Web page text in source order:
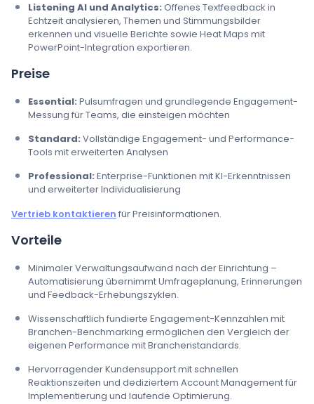
Listening AI und Analytics: Offenes Textfeedback in
Echtzeit analysieren, Themen und Stimmungsbilder
erkennen und visuelle Berichte sowie Heat Maps mit
PowerPoint-Integration exportieren.
Preise
Essential: Pulsumfragen und grundlegende Engagement-
Messung für Teams, die einsteigen möchten
Standard: Vollständige Engagement- und Performance-
Tools mit erweiterten Analysen
Professional: Enterprise-Funktionen mit KI-Erkenntnissen
und erweiterter Individualisierung
Vertrieb kontaktieren für Preisinformationen.
Vorteile
Minimaler Verwaltungsaufwand nach der Einrichtung –
Automatisierung übernimmt Umfrageplanung, Erinnerungen
und Feedback-Erhebungszyklen.
Wissenschaftlich fundierte Engagement-Kennzahlen mit
Branchen-Benchmarking ermöglichen den Vergleich der
eigenen Performance mit Branchenstandards.
Hervorragender Kundensupport mit schnellen
Reaktionszeiten und dediziertem Account Management für
Implementierung und laufende Optimierung.